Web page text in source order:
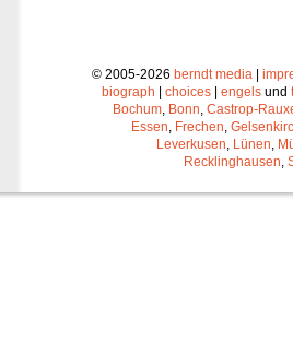
© 2005-2026 berndt media |
biograph | choices | engels und
Bochum Bonn Castrop-
Essen Frechen
Leverkusen Lünen
Recklinghausen